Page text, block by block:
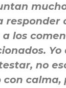
responder
los
Yo
no
con calma,